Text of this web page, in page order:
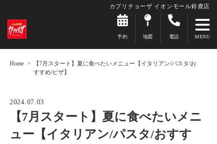
カプリチョーザ イオンモール鈴鹿店
予約 地図 電話
Home
【7月スタート】夏に食べたいメニュー【イタリアン/パスタ/お
すすめ/ピザ】
2024.07.03
【7月スタート】夏に食べたいメニ
ュー【イタリアン/パスタ/おすす